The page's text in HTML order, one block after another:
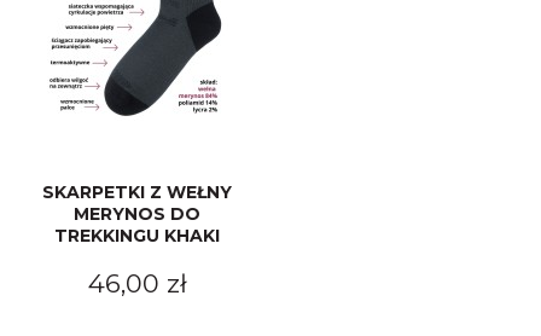
SKARPETKI Z WEŁNY
MERYNOS DO
TREKKINGU KHAKI
46,00 zł